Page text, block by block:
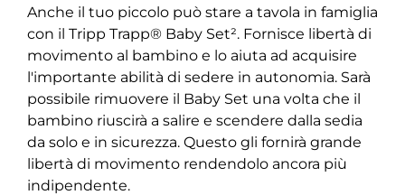
Anche il tuo piccolo può stare a tavola in famiglia
con il Tripp Trapp® Baby Set². Fornisce libertà di
movimento al bambino e lo aiuta ad acquisire
l'importante abilità di sedere in autonomia. Sarà
possibile rimuovere il Baby Set una volta che il
bambino riuscirà a salire e scendere dalla sedia
da solo e in sicurezza. Questo gli fornirà grande
libertà di movimento rendendolo ancora più
indipendente.